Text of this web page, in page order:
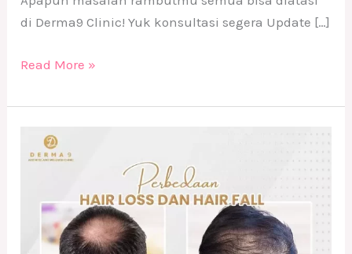
di Derma9 Clinic! Yuk konsultasi segera Update […]
Read More »
Bedanya
Hair
dan
Hair